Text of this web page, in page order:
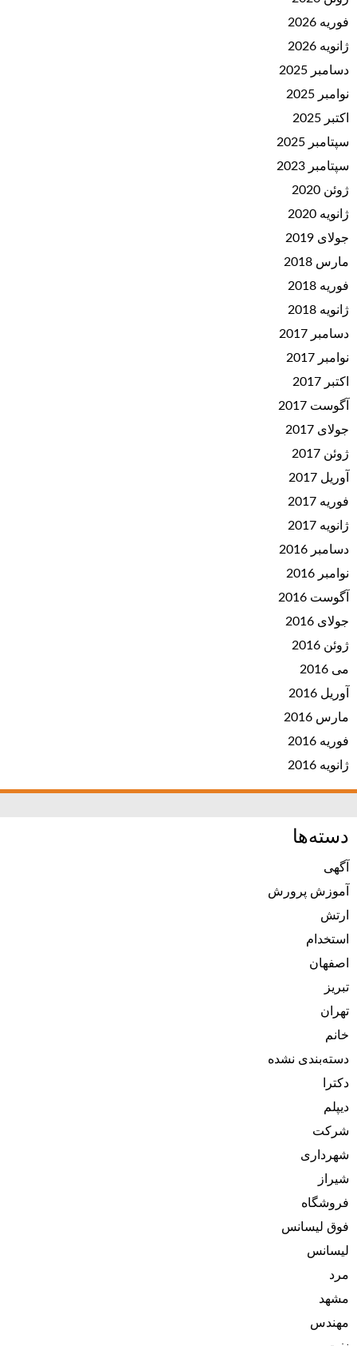
فوریه 2026
ژانویه 2026
دسامبر 2025
نوامبر 2025
اکتبر 2025
سپتامبر 2025
سپتامبر 2023
ژوئن 2020
ژانویه 2020
جولای 2019
مارس 2018
فوریه 2018
ژانویه 2018
دسامبر 2017
نوامبر 2017
اکتبر 2017
آگوست 2017
جولای 2017
ژوئن 2017
آوریل 2017
فوریه 2017
ژانویه 2017
دسامبر 2016
نوامبر 2016
آگوست 2016
جولای 2016
ژوئن 2016
می 2016
آوریل 2016
مارس 2016
فوریه 2016
ژانویه 2016
دسته‌ها
آگهی
آموزش پرورش
ارتش
استخدام
اصفهان
تبریز
تهران
خانم
دسته‌بندی نشده
دکترا
دیپلم
شرکت
شهرداری
شیراز
فروشگاه
فوق لیسانس
لیسانس
مرد
مشهد
مهندس